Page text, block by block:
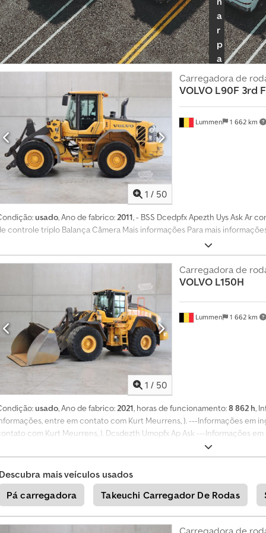
a
r
p
a
c
o
n
d
d
o
r
C
ú
i
i
n
d
i
1 / 50
Lummen 1 662 km
Carregadora de
VOLVO L90F 3rd
usado, Ano de fabrico: 2011, - BSS Dcedpfx Apezth Uys Ask Ar
controle triplo Balança Câmera Mais informações Para mais
1 / 50
Lummen 1 662 km
Carregadora de
VOLVO L150H
usado, Ano de fabrico:2021, horas de funcionamento:8 862 h,
entre em contato com Kurt Meurrens, ). ---Informações em
com Kurt Meurrens, ). Dcsdezth Umopfx Ap Ask ---Informações
controlo central Balança Câmara Mais informações Para mais
Descubra mais veículos usados
Pá carregadora
Takeuchi Carregador De Rodas
Carregadora de